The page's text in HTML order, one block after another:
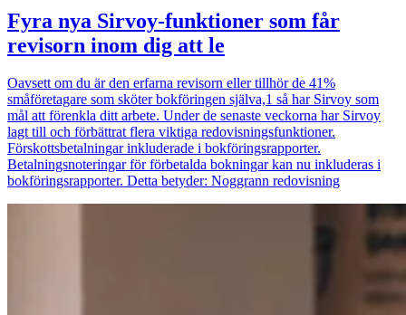
Fyra nya Sirvoy-funktioner som får
revisorn inom dig att le
Oavsett om du är den erfarna revisorn eller tillhör de 41%
småföretagare som sköter bokföringen själva,1 så har Sirvoy som
mål att förenkla ditt arbete. Under de senaste veckorna har Sirvoy
lagt till och förbättrat flera viktiga redovisningsfunktioner.
Förskottsbetalningar inkluderade i bokföringsrapporter.
Betalningsnoteringar för förbetalda bokningar kan nu inkluderas i
bokföringsrapporter. Detta betyder: Noggrann redovisning